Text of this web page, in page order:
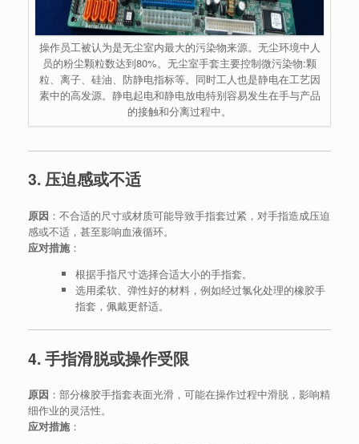
操作员工被认为是无尘室内最大的污染物来源。无尘环境中人
员的粉尘颗粒数达到80%。无尘室手套主要控制微污染物:颗
粒、离子、硅油、防静电指标等。同时工人也是静电在工艺因
素中的高发源。静电起电和静电放电特别容易发生在手与产品
的接触和分离过程中。
3. 压迫感或不适
原因 ：不合适的尺寸或材质可能导致手指套过紧，对手指造成压迫
感或不适，甚至影响血液循环。
应对措施 ：
根据手指尺寸选择合适大小的手指套。
选用柔软、弹性好的材料，例如经过氯化处理的橡胶手
指套，佩戴更舒适。
4. 手指滑脱或操作受限
原因 ：部分橡胶手指套表面光滑，可能在操作过程中滑脱，影响精
细作业的灵活性。
应对措施 ：